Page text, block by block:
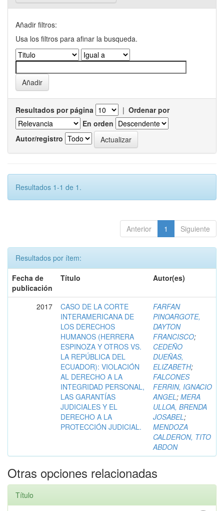
Añadir filtros:
Usa los filtros para afinar la busqueda.
Resultados por página | Ordenar por
En orden
Autor/registro
Resultados 1-1 de 1.
Anterior 1 Siguiente
Resultados por ítem:
Fecha de
publicación
Título Autor(es)
2017
CASO DE LA CORTE
INTERAMERICANA DE
LOS DERECHOS
HUMANOS (HERRERA
ESPINOZA Y OTROS VS.
LA REPÚBLICA DEL
ECUADOR): VIOLACIÓN
AL DERECHO A LA
INTEGRIDAD PERSONAL,
LAS GARANTÍAS
JUDICIALES Y EL
DERECHO A LA
PROTECCIÓN JUDICIAL.
FARFAN
PINOARGOTE,
DAYTON
FRANCISCO;
CEDEÑO
DUEÑAS,
ELIZABETH;
FALCONES
FERRIN, IGNACIO
ANGEL; MERA
ULLOA, BRENDA
JOSABEL;
MENDOZA
CALDERON, TITO
ABDON
Otras opciones relacionadas
Título